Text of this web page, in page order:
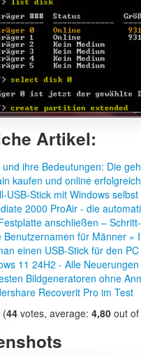
Artikel:
und ihre Bedeutungen: Die
kaufen und online
USB-Stick mit Windows
2000 ProAir - die
anschließen –
Benutzernamen für Männer »
einen USB-Stick für den
11 24H2 - Alle
Bildgeneratoren ohne
Recoverit Pro im Test
(44votes, average: 4,80out of